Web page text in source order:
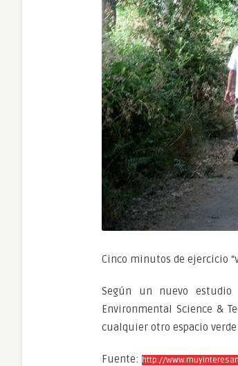
Cinco minutos de ejercicio
Según un nuevo estudio
Environmental Science &
cualquier otro espacio
Fuente: http://